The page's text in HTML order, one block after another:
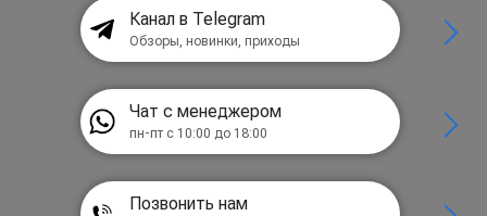
Канал в Telegram
Обзоры, новинки, приходы
Чат с менеджером
пн-пт с 10:00 до 18:00
Позвонить нам